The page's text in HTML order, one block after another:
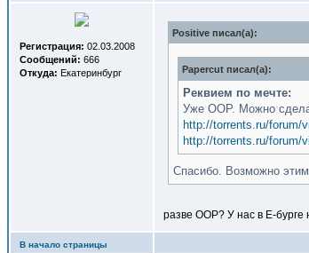
Регистрация: 02.03.2008
Сообщений: 666
Откуда: Екатеринбург
Positive писал(a):
Papercut писал(a):
Реквием по мечте:
Уже ООР. Можно
http://torrents.ru/forum/
http://torrents.ru/forum/
Спасибо. Возможно
разве ООР? У нас в Е-бурге
В начало страницы